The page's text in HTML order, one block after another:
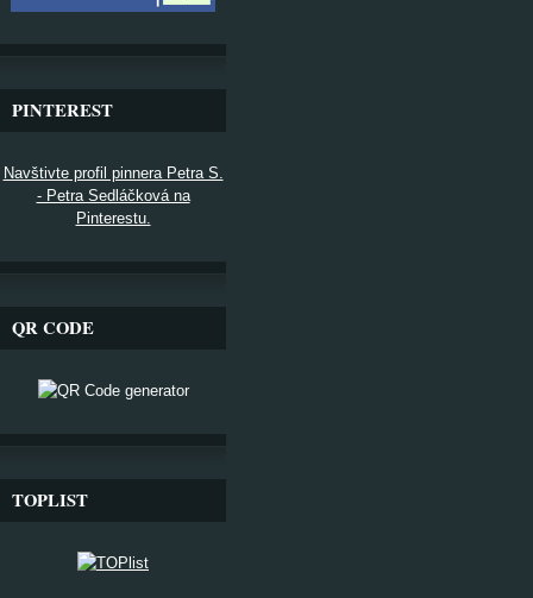
PINTEREST
Navštivte profil pinnera Petra S.
- Petra Sedláčková na
Pinterestu.
QR CODE
TOPLIST